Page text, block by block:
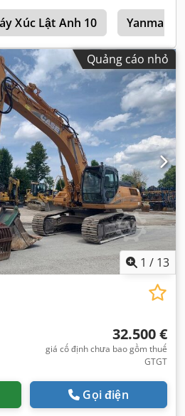
Xúc Lật Anh 10 Yanmar
Quảng cáo nhỏ
1 / 13
32.500 €
giá cố định chưa bao gồm thuế
GTGT
Gọi điện